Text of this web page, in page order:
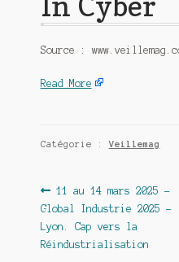
Source :
Read More
Catégorie :Veillemag
Navigation
de
l’article
Article
précédent :
11 au 14 mars 2025 –
Global Industrie 2025 –
Lyon. Cap vers la
Réindustrialisation